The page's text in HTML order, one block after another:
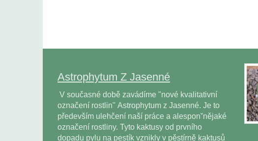
Astrophytum Z Jasenné
V současné době zavádíme "nové kvalitativní
označení rostlin" Astrophytum z Jasenné. Je to
především ulehčení naší práce a alesponˇnějaké
označení rostliny. Tyto kaktusy od prvního
dopadu pylu na pestík vznikly v pěstírně kaktusů